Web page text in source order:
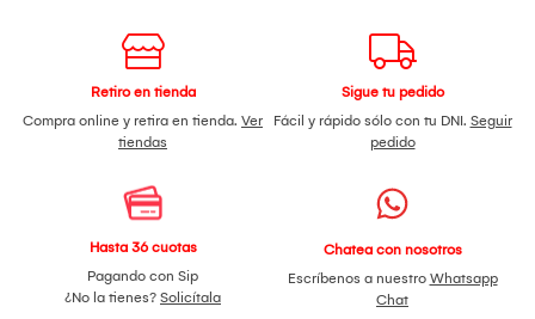
Retiro en tienda
Compra online y retira en tienda. Ver
tiendas
Sigue tu pedido
Fácil y rápido sólo con tu DNI. Seguir
pedido
Hasta 36 cuotas
Pagando con Sip
¿No la tienes? Solicítala
Chatea con nosotros
Escríbenos a nuestro Whatsapp
Chat